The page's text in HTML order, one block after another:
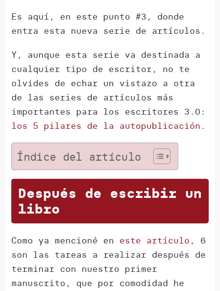
Es aquí, en este punto #3, donde
entra esta nueva serie de artículos.
Y, aunque esta serie va destinada a
cualquier tipo de escritor, no te
olvides de echar un vistazo a otra
de las series de artículos más
importantes para los escritores 3.0:
los 5 pilares de la autopublicación .
Índice del artículo
Después de escribir un
libro
Como ya mencioné en este artículo , 6
son las tareas a realizar después de
terminar con nuestro primer
manuscrito, que por comodidad he